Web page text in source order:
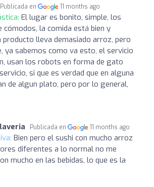
Publicada en 11 months ago
El lugar es bonito, simple, los
la comida está bien y
producto lleva demasiado arroz, pero
ya sabemos como va esto, el servicio
usan los robots en forma de gato
si que es verdad que en alguna
de algun plato, pero por lo general,
Publicada en 11 months ago
Bien pero el sushi con mucho arroz
diferentes a lo normal no me
mucho en las bebidas, lo que es la